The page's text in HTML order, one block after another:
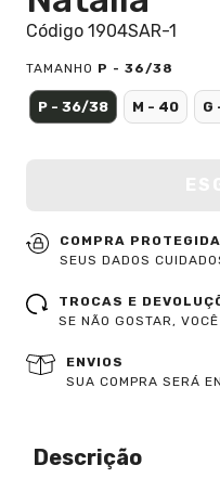
Código 1904SAR-1
TAMANHO P - 36/38
P - 36/38 M - 40 G
COMPRA PROTEGIDA
SEUS DADOS
TROCAS E
SE NÃO GOSTAR,
ENVIOS
SUA COMPRA SERÁ
Descrição